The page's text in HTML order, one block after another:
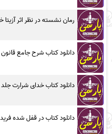
رمان نشسته در نظر اثر آزیتا
دانلود کتاب شرح جامع
دانلود کتاب خدای شرارت
دانلود کتاب در قفل شده